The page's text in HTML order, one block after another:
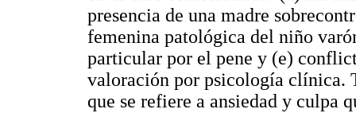
presencia de una madre
femenina patológica del niño
particular por el pene y (e)
valoración por psicología clínica.
que se refiere a ansiedad y culpa